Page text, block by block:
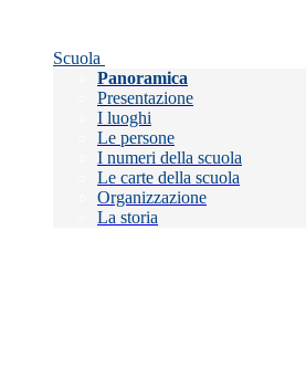
Scuola
Panoramica
Presentazione
I luoghi
Le persone
I numeri della scuola
Le carte della scuola
Organizzazione
La storia